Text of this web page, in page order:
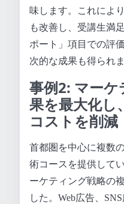
味します。これによ
も改善し、受講生満
ポート」項目での評
次的な成果も得られま
事例2: マー
果を最大化し
コストを削減
首都圏を中心に複数
術コースを提供して
ーケティング戦略の
した。Web広告、